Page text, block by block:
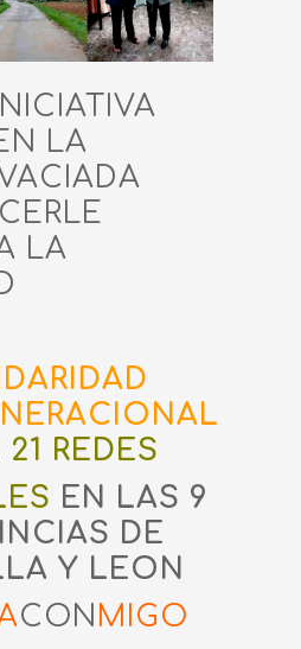
LA
LA
21 REDES
EN LAS 9
DE
Y LEON
CONMIGO